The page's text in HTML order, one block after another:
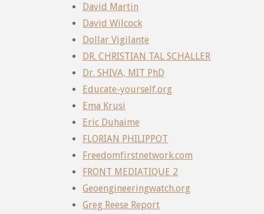
David Martin
David Wilcock
Dollar Vigilante
DR. CHRISTIAN TAL SCHALLER
Dr. SHIVA, MIT PhD
Educate-yourself.org
Ema Krusi
Eric Duhaime
FLORIAN PHILIPPOT
Freedomfirstnetwork.com
FRONT MEDIATIQUE 2
Geoengineeringwatch.org
Greg Reese Report